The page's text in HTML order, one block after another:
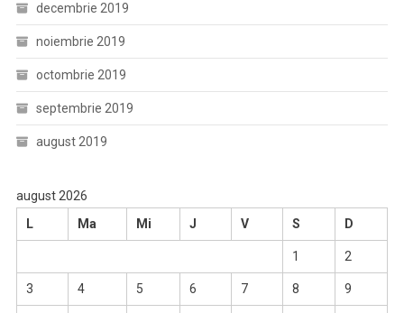
decembrie 2019
noiembrie 2019
octombrie 2019
septembrie 2019
august 2019
august 2026
L
Ma Mi J V S D
1 2
3 4 5 6 7 8 9